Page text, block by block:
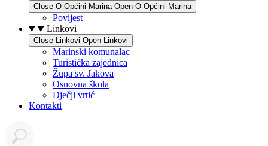
Close O Općini Marina Open O Općini Marina
Povijest
Linkovi
Close Linkovi Open Linkovi
Marinski komunalac
Turistička zajednica
Župa sv. Jakova
Osnovna škola
Dječji vrtić
Kontakti